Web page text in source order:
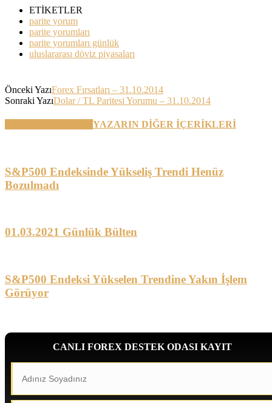
ETİKETLER
parite yorum
parite yorumları
parite yorumları günlük
uluslararası döviz piyasaları
Önceki YazıForex Fırsatları – 31.10.2014
Sonraki YazıDolar / TL Paritesi Yorumu – 31.10.2014
YAZARIN DİĞER İÇERİKLERİ
S&P500 Endeksinde Yükseliş Trendi Henüz
Bozulmadı
01.03.2021 Günlük Bülten
S&P500 Endeksi Yükselen Trendine Yakın İşlem
Görüyor
CANLI FOREX DESTEK ODASI KAYIT